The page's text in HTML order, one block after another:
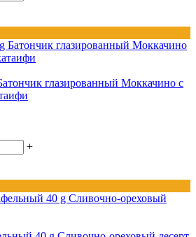
глазированный Моккачино с
+